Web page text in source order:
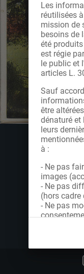
Les
réutilisées
mission de
besoins de
été
est régie
le public et
articles L.
Sauf
être
dénaturé et
leurs
à :
- Ne pas
images
- Ne pas
(hors cadre
- Ne pas
Dans le
à nous
de Licence
proposées